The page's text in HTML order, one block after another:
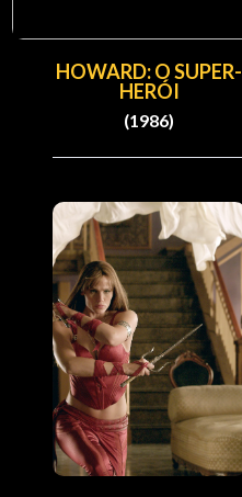
HOWARD: O SUPER-
HERÓI
(1986)